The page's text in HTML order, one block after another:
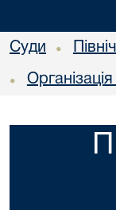
Суди •
•